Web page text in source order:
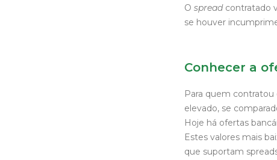
O spreadcontratado
se houver
Conhecer a
Para quem contratou
elevado, se
Hoje há ofertas
Estes valores mais
que suportam